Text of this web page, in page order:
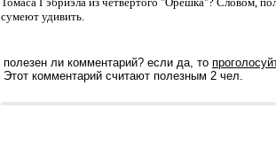
сумеют удивить.
полезен ли комментарий? если да, то
Этот комментарий считают полезным 2 чел.